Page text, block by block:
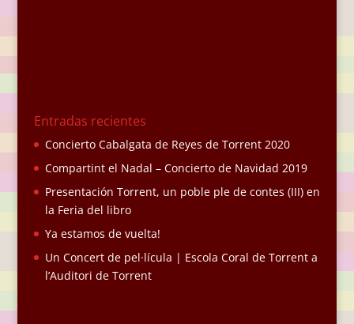
Entradas recientes
Concierto Cabalgata de Reyes de Torrent 2020
Compartint el Nadal – Concierto de Navidad 2019
Presentación Torrent, un poble ple de contes (III) en
la Feria del libro
Ya estamos de vuelta!
Un Concert de pel·lícula | Escola Coral de Torrent a
l’Auditori de Torrent